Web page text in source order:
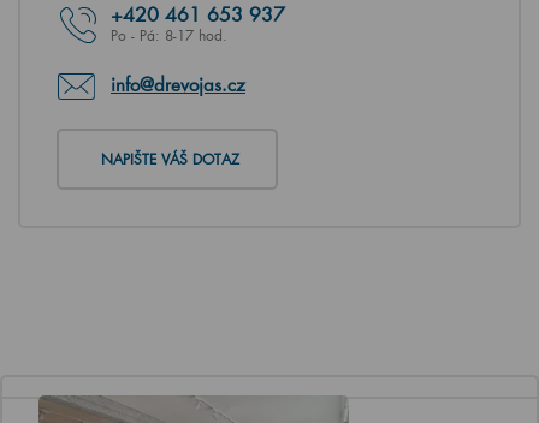
+420 461 653 937
Po - Pá: 8-17 hod.
info@drevojas.cz
NAPIŠTE VÁŠ DOTAZ